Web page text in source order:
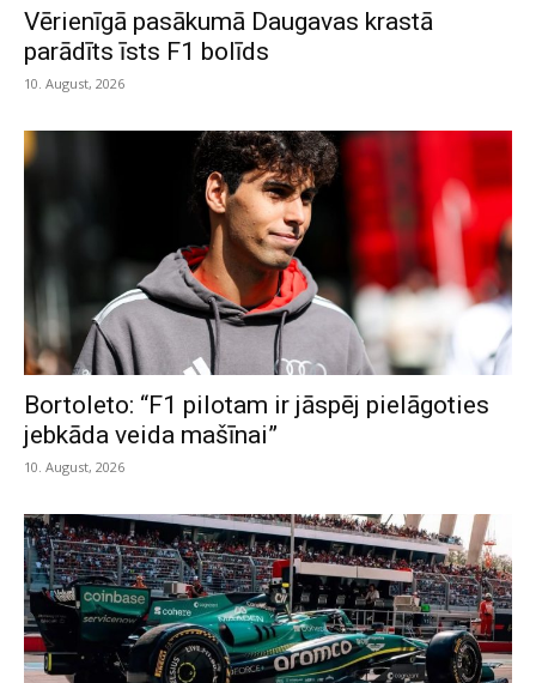
Vērienīgā pasākumā Daugavas krastā
parādīts īsts F1 bolīds
10. August, 2026
Bortoleto: “F1 pilotam ir jāspēj pielāgoties
jebkāda veida mašīnai”
10. August, 2026